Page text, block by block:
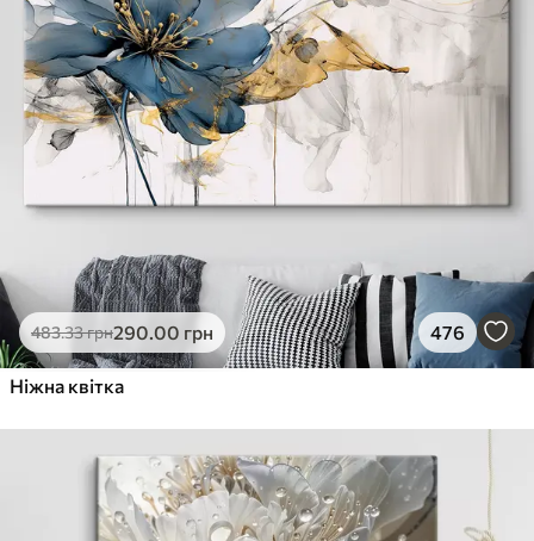
483.33грн290.00 грн 476
Ніжна квітка